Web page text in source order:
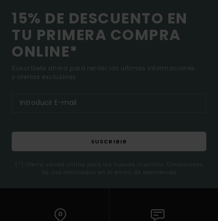
15% DE DESCUENTO EN
TU PRIMERA COMPRA
ONLINE*
Suscríbete ahora para recibir las ultimas informaciones
y ofertas exclusivas.
SUSCRIBIR
(*) Oferta valida online para los nuevos inscritos. Condiciones
de uso detalladas en el email de bienvenida